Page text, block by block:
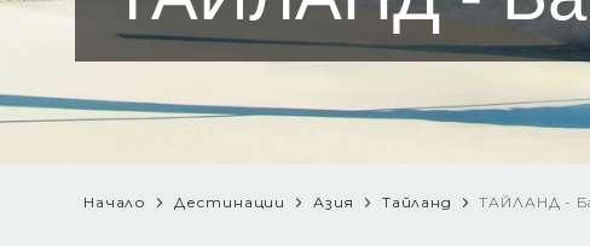
Начало Дестинации Азия Тайланд ТАЙЛАНД -